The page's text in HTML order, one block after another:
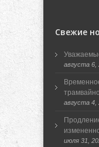
Свежие
августа 6,
августа 4,
июля 31,